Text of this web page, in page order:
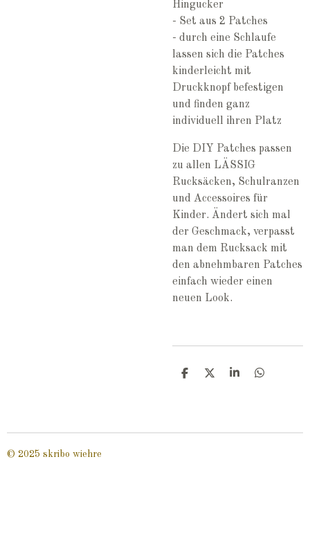
Hingucker
- Set aus 2 Patches
- durch eine Schlaufe
lassen sich die Patches
kinderleicht mit
Druckknopf befestigen
und finden ganz
individuell ihren Platz
Die DIY Patches passen
zu allen LÄSSIG
Rucksäcken, Schulranzen
und Accessoires für
Kinder. Ändert sich mal
der Geschmack, verpasst
man dem Rucksack mit
den abnehmbaren Patches
einfach wieder einen
neuen Look.
T
n
T
n
T
n
T
n
© 2025 skribo wiehre